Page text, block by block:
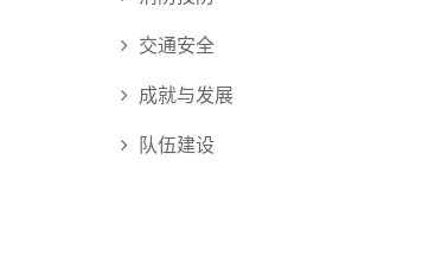
交通安全
成就与发展
队伍建设